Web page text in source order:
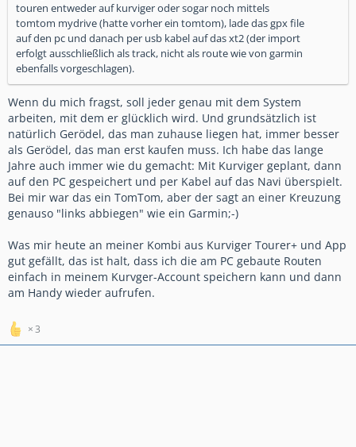
touren entweder auf kurviger oder sogar noch mittels
tomtom mydrive (hatte vorher ein tomtom), lade das gpx file
auf den pc und danach per usb kabel auf das xt2 (der import
erfolgt ausschließlich als track, nicht als route wie von garmin
ebenfalls vorgeschlagen).
Wenn du mich fragst, soll jeder genau mit dem System
arbeiten, mit dem er glücklich wird. Und grundsätzlich ist
natürlich Gerödel, das man zuhause liegen hat, immer besser
als Gerödel, das man erst kaufen muss. Ich habe das lange
Jahre auch immer wie du gemacht: Mit Kurviger geplant, dann
auf den PC gespeichert und per Kabel auf das Navi überspielt.
Bei mir war das ein TomTom, aber der sagt an einer Kreuzung
genauso "links abbiegen" wie ein Garmin;-)
Was mir heute an meiner Kombi aus Kurviger Tourer+ und App
gut gefällt, das ist halt, dass ich die am PC gebaute Routen
einfach in meinem Kurvger-Account speichern kann und dann
am Handy wieder aufrufen.
3